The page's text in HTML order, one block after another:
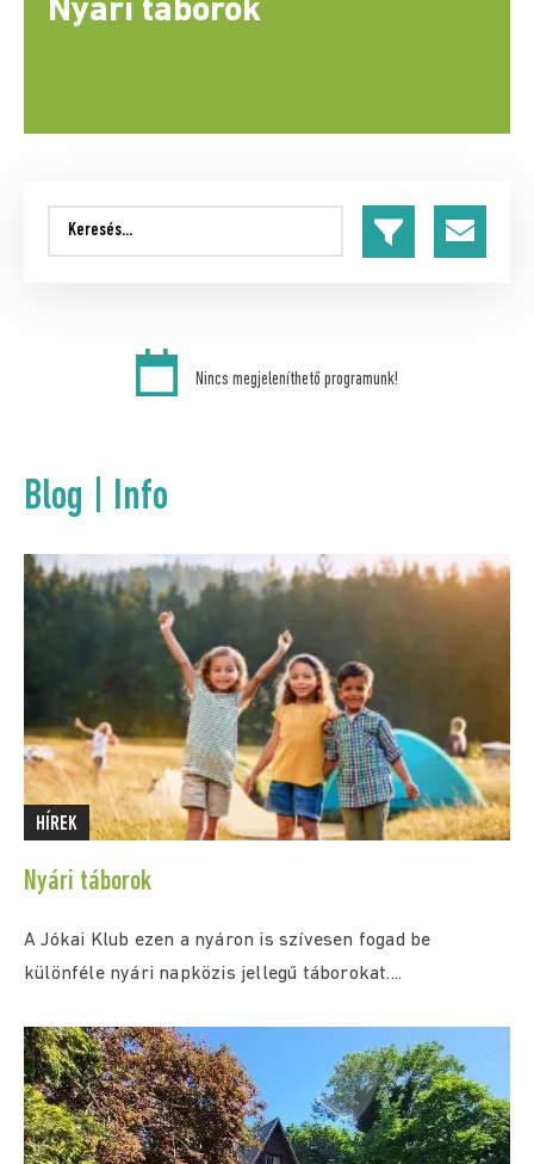
Nyári táborok
Nincs megjeleníthető programunk!
Blog | Info
HÍREK
Nyári táborok
A Jókai Klub ezen a nyáron is szívesen fogad be
különféle nyári napközis jellegű táborokat....